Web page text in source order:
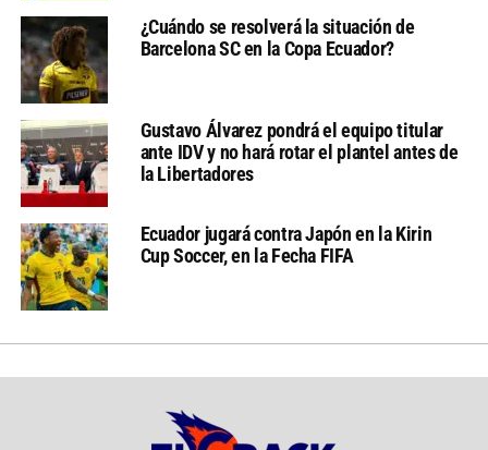
¿Cuándo se resolverá la situación de
Barcelona SC en la Copa Ecuador?
Gustavo Álvarez pondrá el equipo titular
ante IDV y no hará rotar el plantel antes de
la Libertadores
Ecuador jugará contra Japón en la Kirin
Cup Soccer, en la Fecha FIFA